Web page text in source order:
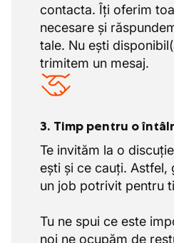
contacta. Îți oferim
necesare și
tale. Nu ești
trimitem un mesaj.
3. Timp pentru o
Te invităm la o
ești și ce cauți. Astfel,
un job potrivit pentru
Tu ne spui ce este